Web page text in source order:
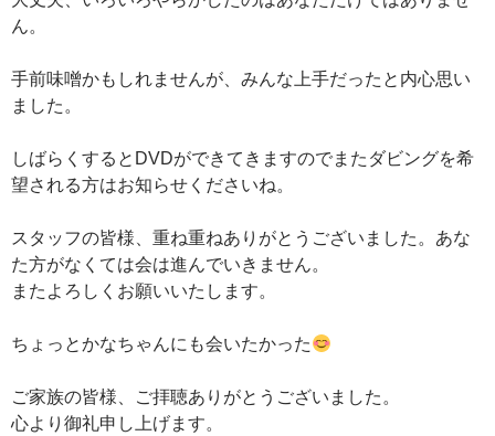
ん。
手前味噌かもしれませんが、みんな上手だったと内心思い
ました。
しばらくするとDVDができてきますのでまたダビングを希
望される方はお知らせくださいね。
スタッフの皆様、重ね重ねありがとうございました。あな
た方がなくては会は進んでいきません。
またよろしくお願いいたします。
ちょっとかなちゃんにも会いたかった
ご家族の皆様、ご拝聴ありがとうございました。
心より御礼申し上げます。